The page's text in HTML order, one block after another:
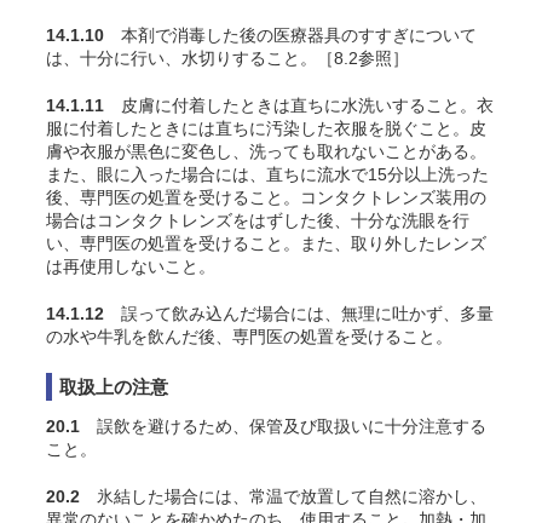
14.1.10 本剤で消毒した後の医療器具のすすぎについて
は、十分に行い、水切りすること。［8.2参照］
14.1.11 皮膚に付着したときは直ちに水洗いすること。衣
服に付着したときには直ちに汚染した衣服を脱ぐこと。皮
膚や衣服が黒色に変色し、洗っても取れないことがある。
また、眼に入った場合には、直ちに流水で15分以上洗った
後、専門医の処置を受けること。コンタクトレンズ装用の
場合はコンタクトレンズをはずした後、十分な洗眼を行
い、専門医の処置を受けること。また、取り外したレンズ
は再使用しないこと。
14.1.12 誤って飲み込んだ場合には、無理に吐かず、多量
の水や牛乳を飲んだ後、専門医の処置を受けること。
取扱上の注意
20.1 誤飲を避けるため、保管及び取扱いに十分注意する
こと。
20.2 氷結した場合には、常温で放置して自然に溶かし、